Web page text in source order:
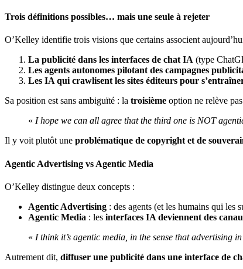
Trois définitions possibles… mais une seule à rejeter
O’Kelley identifie trois visions que certains associent
La publicité dans les interfaces de chat IA (type
Les agents autonomes pilotant des campagnes
Les IA qui crawlisent les sites éditeurs pour
Sa position est sans ambiguïté : la troisième option ne relève
« I hope we can all agree that the third one is NOT
Il y voit plutôt une problématique de copyright et de
Agentic Advertising vs Agentic Media
O’Kelley distingue deux concepts :
Agentic Advertising : des agents (et les humains qui les
Agentic Media : les interfaces IA deviennent des
« I think it’s agentic media, in the sense that advertising
Autrement dit, diffuser une publicité dans une interface de